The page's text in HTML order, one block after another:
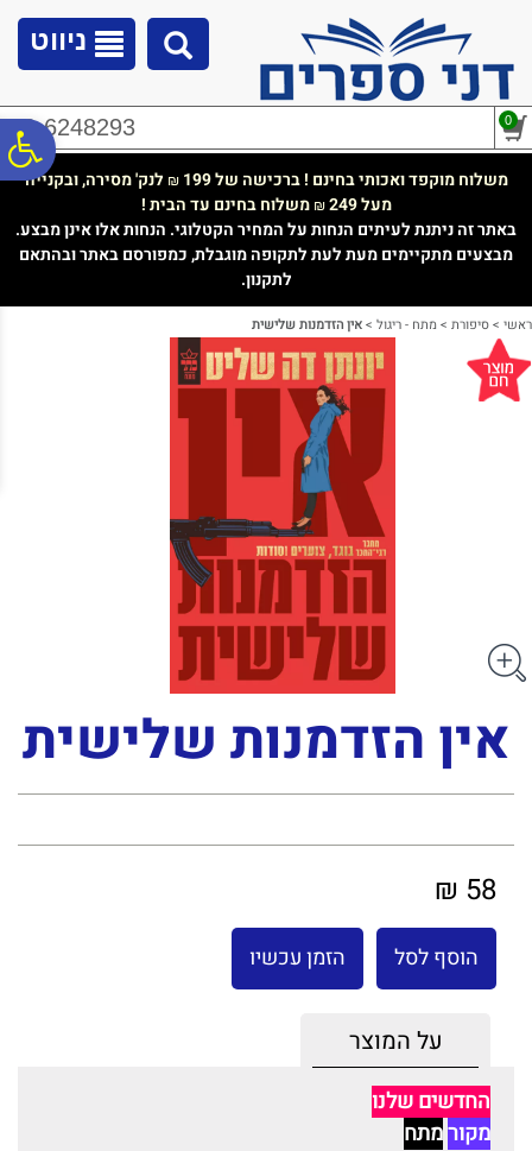
נגישות
ניווט
02-6248293 0
משלוח מוקפד ואכותי בחינם ! ברכישה של 199 ₪ לנק' מסירה, ובקנייה
מעל 249
₪משלוח בחינם עד הבית !
באתר זה ניתנת לעיתים הנחות על המחיר הקטלוגי. הנחות אלו אינן מבצע.
מבצעים מתקיימים מעת לעת לתקופה מוגבלת, כמפורסם באתר ובהתאם
לתקנון.
ראשי >סיפורת >מתח - ריגול >אין הזדמנות שלישית
אין הזדמנות שלישית
58 ₪
הוסף לסל הזמן עכשיו
על המוצר
החדשים שלנו
מקורמתח